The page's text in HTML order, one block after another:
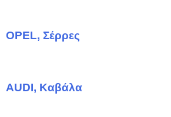
OPEL, Σέρρες
AUDI, Καβάλα